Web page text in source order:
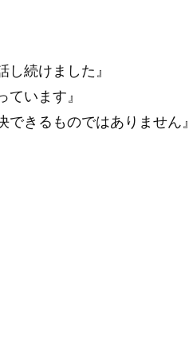
し続けました』
います』
きるものではありません』